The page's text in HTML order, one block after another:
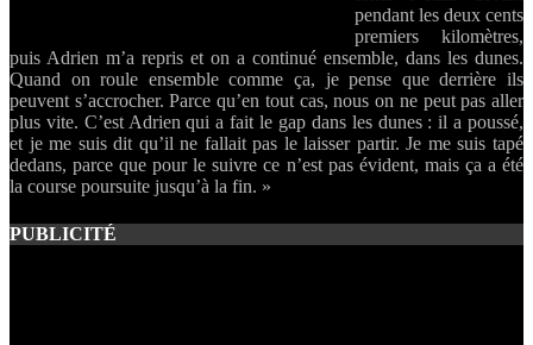
pendant les deux cents
premiers kilomètres,
puis Adrien m’a repris et on a continué ensemble, dans les dunes.
Quand on roule ensemble comme ça, je pense que derrière ils
peuvent s’accrocher. Parce qu’en tout cas, nous on ne peut pas aller
plus vite. C’est Adrien qui a fait le gap dans les dunes : il a poussé,
et je me suis dit qu’il ne fallait pas le laisser partir. Je me suis tapé
dedans, parce que pour le suivre ce n’est pas évident, mais ça a été
la course poursuite jusqu’à la fin. »
PUBLICITÉ